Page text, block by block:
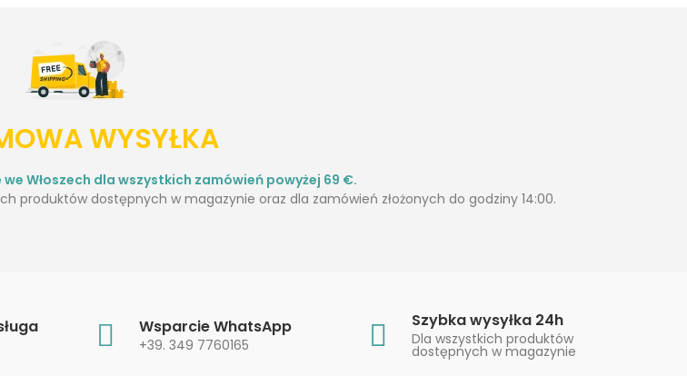
WYSYŁKA
Włoszech dla wszystkich zamówień powyżej 69 €.
produktów dostępnych w magazynie oraz dla zamówień złożonych do godziny 14:00.
Wsparcie WhatsApp
+39. 349 7760165
Szybka wysyłka 24h
Dla wszystkich produktów
dostępnych w magazynie